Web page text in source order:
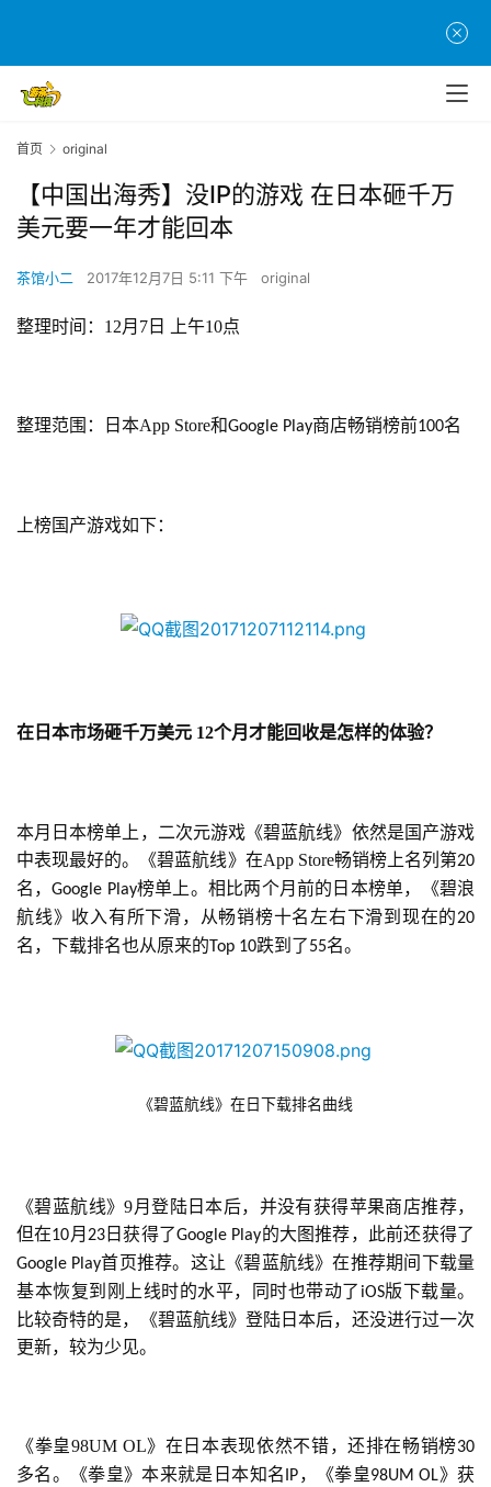
首页 original
【中国出海秀】没IP的游戏 在日本砸千万
美元要一年才能回本
茶馆小二 2017年12月7日 5:11 下午 original
整理时间：12月7日 上午10点
整理范围：日本App Store和Google Play商店畅销榜前100名
上榜国产游戏如下：
在日本市场砸千万美元 12个月才能回收是怎样的体验？
本月日本榜单上，二次元游戏《碧蓝航线》依然是国产游戏
中表现最好的。《碧蓝航线》在App Store畅销榜上名列第20
名，Google Play榜单上。相比两个月前的日本榜单，《碧浪
航线》收入有所下滑，从畅销榜十名左右下滑到现在的20
名，下载排名也从原来的Top 10跌到了55名。
《碧蓝航线》在日下载排名曲线
《碧蓝航线》9月登陆日本后，并没有获得苹果商店推荐，
但在10月 23日获得了Google Play的大图推荐，此前还获得了
Google Play首页推荐。这让《碧蓝航线》在推荐期间下载量
基本恢复到刚上线时的水平，同时也带动了 iOS版下载量。
比较奇特的是，《碧蓝航线》登陆日本后，还没进行过一次
更新，较为少见。
《拳皇98UM OL》在日本表现依然不错，还排在畅销榜30
多名。《拳皇》本来就是日本知名IP，《拳皇98UM OL》获